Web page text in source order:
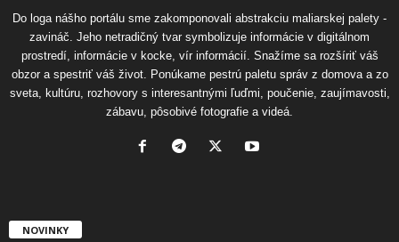
Do loga nášho portálu sme zakomponovali abstrakciu maliarskej palety -
zavináč. Jeho netradičný tvar symbolizuje informácie v digitálnom
prostredí, informácie v kocke, vír informácií. Snažíme sa rozšíriť váš
obzor a spestriť váš život. Ponúkame pestrú paletu správ z domova a zo
sveta, kultúru, rozhovory s interesantnými ľuďmi, poučenie, zaujímavosti,
zábavu, pôsobivé fotografie a videá.
NOVINKY